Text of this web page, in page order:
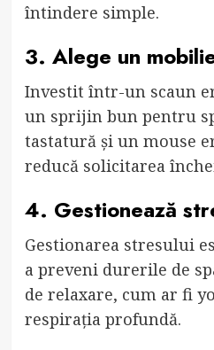
întindere simple.
3. Alege un
Investit într-un scaun
un sprijin bun pentru
tastatură și un mouse
reducă solicitarea
4. Gestionează
Gestionarea stresului
a preveni durerile de
de relaxare, cum ar fi
respirația profundă.